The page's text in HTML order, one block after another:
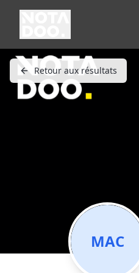
Retour aux résultats
MAC